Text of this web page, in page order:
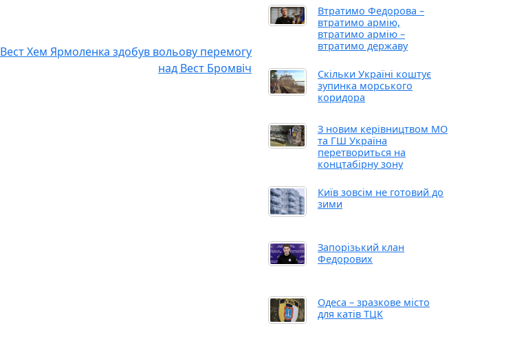
Вест Хем Ярмоленка здобув вольову перемогу
над Вест Бромвіч
Втратимо Федорова –
втратимо армію,
втратимо армію –
втратимо державу
Скільки Україні коштує
зупинка морського
коридора
З новим керівництвом МО
та ГШ Україна
перетвориться на
концтабірну зону
Київ зовсім не готовий до
зими
Запорізький клан
Федорових
Одеса – зразкове місто
для катів ТЦК